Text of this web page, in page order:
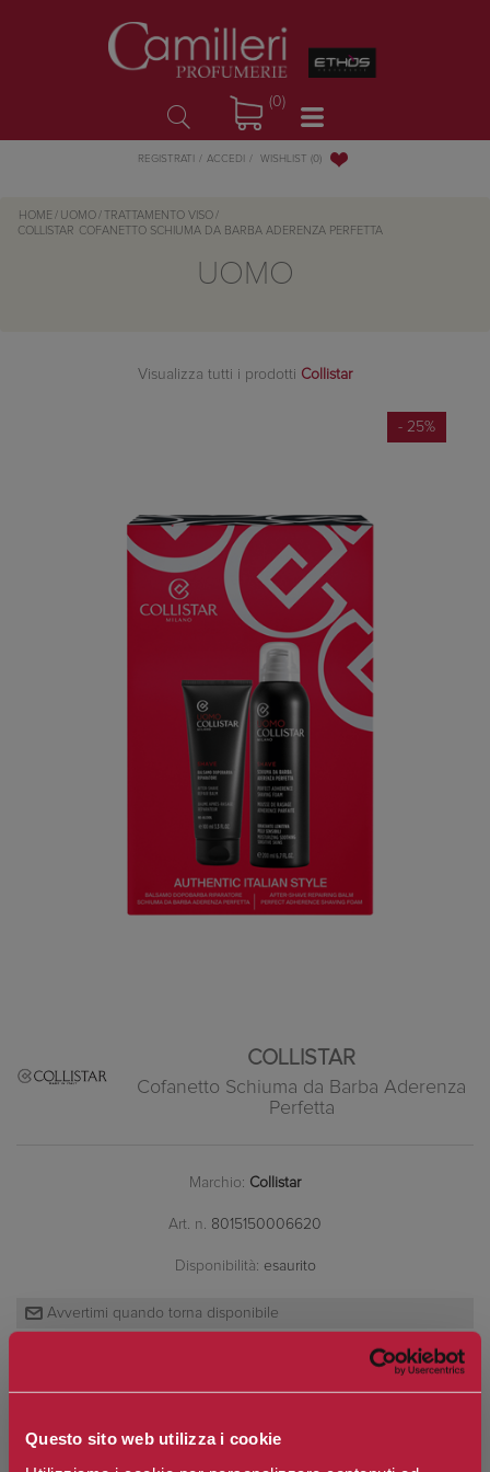
Questo sito web utilizza i cookie
(0)
REGISTRATI ACCEDI WISHLIST (0)
HOME / UOMO / TRATTAMENTO VISO /
COLLISTAR COFANETTO SCHIUMA DA BARBA ADERENZA PERFETTA
UOMO
Visualizza tutti i prodotti Collistar
- 25%
COLLISTAR
Cofanetto Schiuma da Barba Aderenza
Perfetta
Marchio: Collistar
Art. n. 8015150006620
Disponibilità: esaurito
Prezzo: